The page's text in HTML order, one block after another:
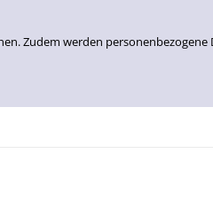
Zudem werden